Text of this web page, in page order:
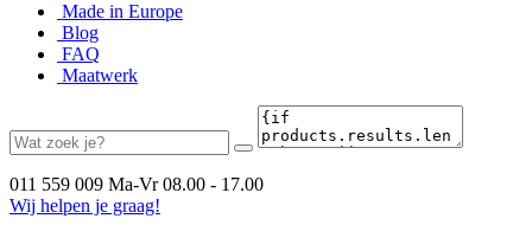
Made in Europe
Blog
FAQ
Maatwerk
011 559 009 Ma-Vr 08.00 - 17.00
Wij helpen je graag!